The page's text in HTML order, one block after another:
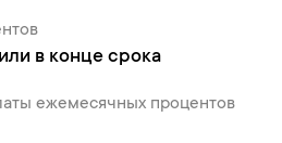
в конце срока
ежемесячных процентов